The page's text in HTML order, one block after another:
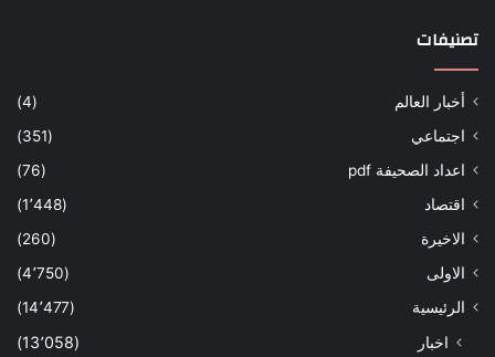
تصنيفات
أخبار العالم
(4)
اجتماعي
(351)
اعداد الصحيفة pdf
(76)
اقتصاد
(1٬448)
الاخيرة
(260)
الاولى
(4٬750)
الرئيسية
(14٬477)
اخبار (13٬058)